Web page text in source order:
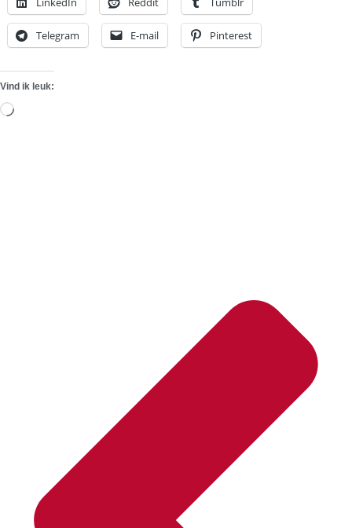
Telegram E-mail Pinterest
Vind ik leuk:
Aan